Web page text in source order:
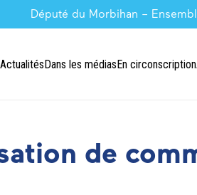
Député du Morbihan –
ActualitésDans les médiasEn circonscription
de